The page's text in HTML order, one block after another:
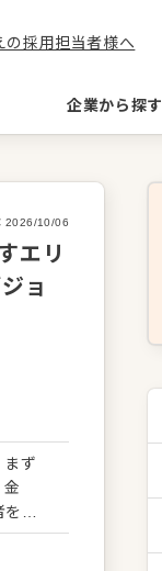
の採用担当者様へ
企業から探す
2026/10/06
エリ
ョ
まず
金
務
す